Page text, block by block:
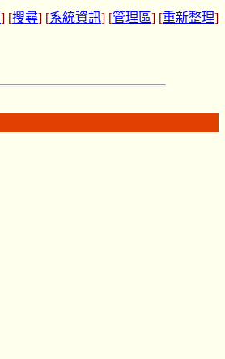
] [搜尋] [系統資訊] [管理區] [重新整理]